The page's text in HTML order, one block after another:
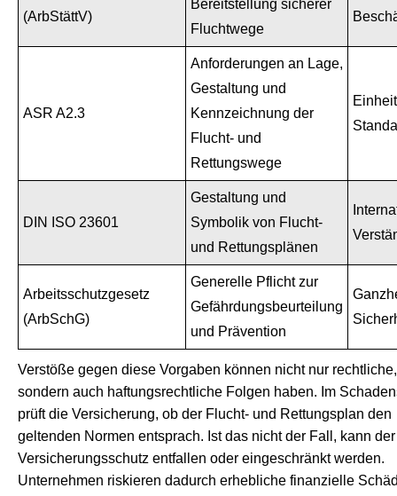
(ArbStättV)
Bereitstellung sicherer
Fluchtwege
ASR A2.3
Anforderungen an Lage,
Gestaltung und
Kennzeichnung der
Flucht- und
Rettungswege
DIN ISO 23601
Gestaltung und
Symbolik von Flucht-
und Rettungsplänen
Arbeitsschutzgesetz
(ArbSchG)
Generelle Pflicht zur
Gefährdungsbeurteilung
und Prävention
Verstöße gegen diese Vorgaben können nicht nur rechtliche,
sondern auch haftungsrechtliche Folgen haben. Im
prüft die Versicherung, ob der Flucht- und Rettungsplan den
geltenden Normen entsprach. Ist das nicht der Fall, kann der
Versicherungsschutz entfallen oder eingeschränkt werden.
Unternehmen riskieren dadurch erhebliche finanzielle